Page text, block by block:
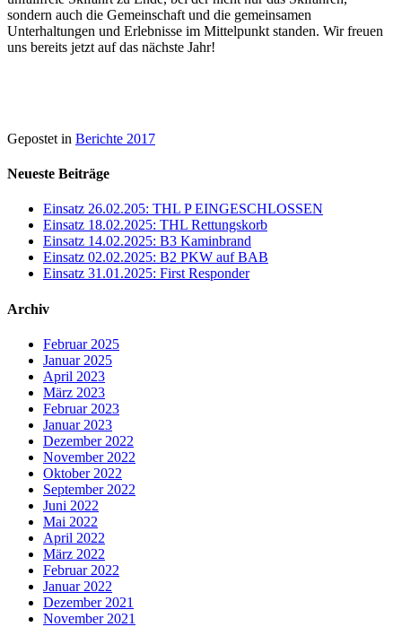
sondern auch die Gemeinschaft und die gemeinsamen
Unterhaltungen und Erlebnisse im Mittelpunkt standen. Wir freuen
uns bereits jetzt auf das nächste Jahr!
Gepostet in Berichte 2017
Neueste Beiträge
Einsatz 26.02.205: THL P EINGESCHLOSSEN
Einsatz 18.02.2025: THL Rettungskorb
Einsatz 14.02.2025: B3 Kaminbrand
Einsatz 02.02.2025: B2 PKW auf BAB
Einsatz 31.01.2025: First Responder
Archiv
Februar 2025
Januar 2025
April 2023
März 2023
Februar 2023
Januar 2023
Dezember 2022
November 2022
Oktober 2022
September 2022
Juni 2022
Mai 2022
April 2022
März 2022
Februar 2022
Januar 2022
Dezember 2021
November 2021